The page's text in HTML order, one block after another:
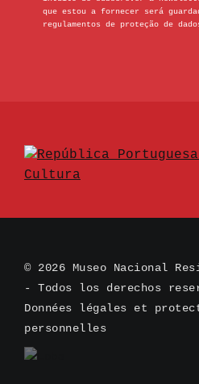
que estou a fornecer será
regulamentos de proteção de
© 2026 Museo Nacional
- Todos los derechos
Données légales et
personnelles